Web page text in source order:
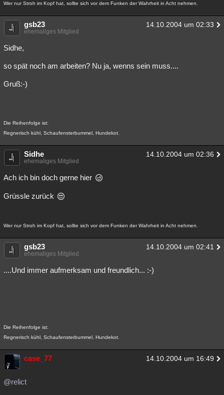
Wer nur Stroh im Kopf hat, sollte sich vor dem Funken der Wahrheit in Acht nehmen.
gsb23 14.10.2004 um 02:33
ehemaliges Mitglied
Sidhe,
so spät noch am arbeiten? Nu ja, wenns sein muss....
Gruß:-)
Die Reihenfolge ist:
Regnerisch kühl, Schaufensterbummel, Hundekot.
Sidhe 14.10.2004 um 02:36
ehemaliges Mitglied
Ach ich bin doch gerne hier
Grüssle zurück
Wer nur Stroh im Kopf hat, sollte sich vor dem Funken der Wahrheit in Acht nehmen.
gsb23 14.10.2004 um 02:41
ehemaliges Mitglied
....Und immer aufmerksam und freundlich... :-)
Die Reihenfolge ist:
Regnerisch kühl, Schaufensterbummel, Hundekot.
case_77 14.10.2004 um 16:49
@relict